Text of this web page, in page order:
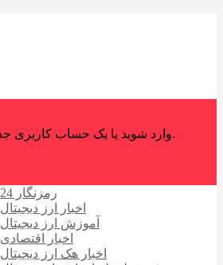
وارد شوید یا یک حساب کاربری جدید ایجاد کنید.
رمزنگار 24
اخبار ارز دیجیتال
آموزش ارز دیجیتال
اخبار اقتصادی
اخبار هک ارز دیجیتال